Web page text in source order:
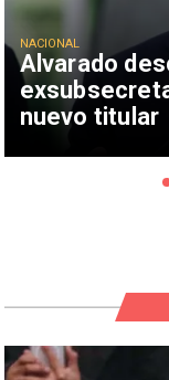
Alvarado
nuevo titular
NACIONAL